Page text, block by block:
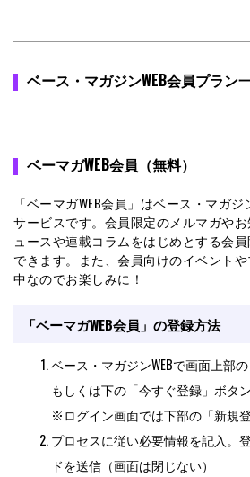
ベース・マガジンWEB会員プラン
ベーマガWEB会員（無料）
「ベーマガWEB会員」はベース・マガ
サービスです。会員限定のメルマガや
ュースや連載コラムをはじめとする会
できます。また、会員向けのイベント
中なのでお楽しみに！
「ベーマガWEB会員」の登録方法
ベース・マガジンWEBで画面上部
もしくは下の「今すぐ登録」ボタ
※ログイン画面では下部の「新規
プロセスに従い必要情報を記入。
ドを送信（画面は閉じない）